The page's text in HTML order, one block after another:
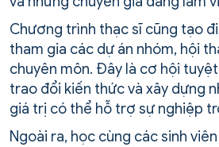
Chương trình thạc sĩ cũng tạo
tham gia các dự án nhóm, hội
chuyên môn. Đây là cơ hội
trao đổi kiến thức và xây dựng
giá trị có thể hỗ trợ sự nghiệp
Ngoài ra, học cùng các sinh